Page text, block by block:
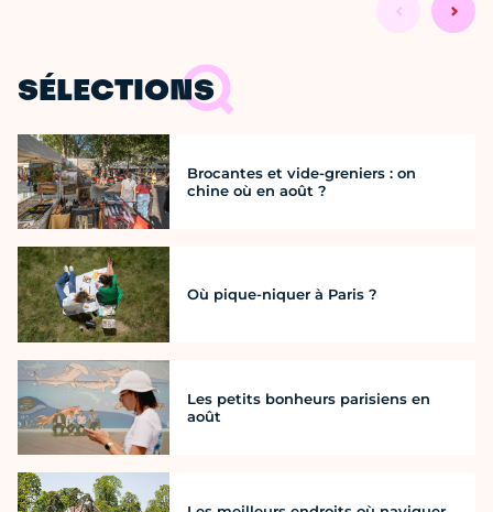
SÉLECTIONS
Brocantes et vide-greniers : on
chine où en août ?
Où pique-niquer à Paris ?
Les petits bonheurs parisiens en
août